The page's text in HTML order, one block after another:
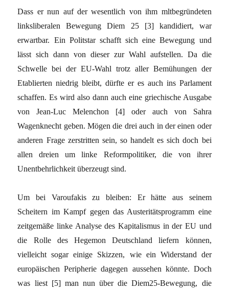
Dass er nun auf der wesentlich von ihm mltbegründeten
linksliberalen Bewegung Diem 25 [3] kandidiert, war
erwartbar. Ein Politstar schafft sich eine Bewegung und
lässt sich dann von dieser zur Wahl aufstellen. Da die
Schwelle bei der EU-Wahl trotz aller Bemühungen der
Etablierten niedrig bleibt, dürfte er es auch ins Parlament
schaffen. Es wird also dann auch eine griechische Ausgabe
von Jean-Luc Melenchon [4] oder auch von Sahra
Wagenknecht geben. Mögen die drei auch in der einen oder
anderen Frage zerstritten sein, so handelt es sich doch bei
allen dreien um linke Reformpolitiker, die von ihrer
Unentbehrlichkeit überzeugt sind.
Um bei Varoufakis zu bleiben: Er hätte aus seinem
Scheitern im Kampf gegen das Austeritätsprogramm eine
zeitgemäße linke Analyse des Kapitalismus in der EU und
die Rolle des Hegemon Deutschland liefern können,
vielleicht sogar einige Skizzen, wie ein Widerstand der
europäischen Peripherie dagegen aussehen könnte. Doch
was liest [5] man nun über die Diem25-Bewegung, die